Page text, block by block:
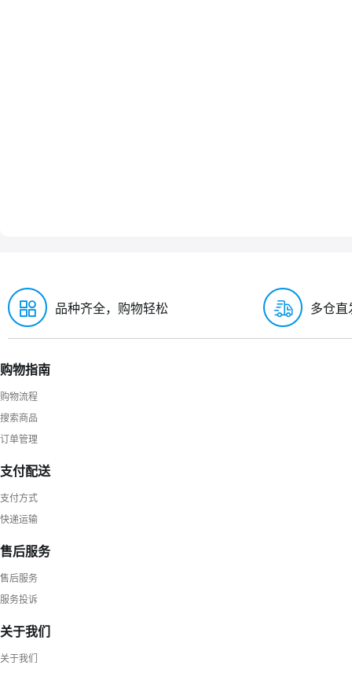
品种齐全，购物轻松 多仓直
购物指南
购物流程
搜索商品
订单管理
支付配送
支付方式
快递运输
售后服务
售后服务
服务投诉
关于我们
关于我们